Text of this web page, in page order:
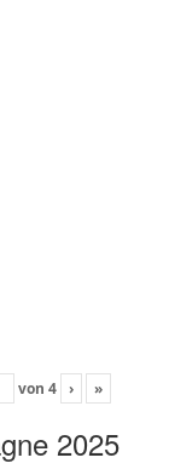
von 4 › »
2025